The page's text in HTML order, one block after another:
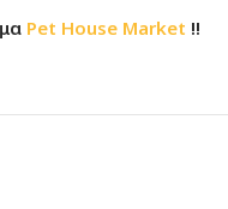
Pet House Market !!